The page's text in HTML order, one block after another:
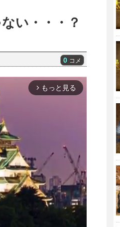
い・・・？
0 コメ
arrow_forward_ios もっと見る